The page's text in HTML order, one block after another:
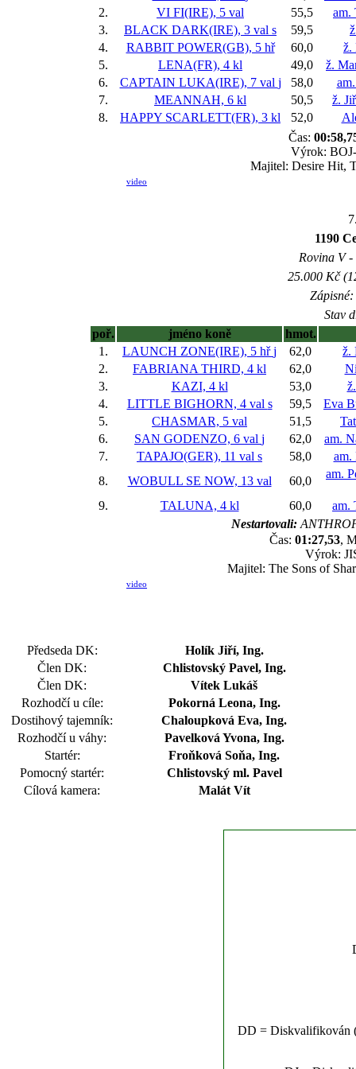
2.
VI FI(IRE), 5 val 55,5
am.
3.
BLACK DARK(IRE), 3 val s 59,5
4.
RABBIT POWER(GB), 5 hř 60,0
ž.
5.
LENA(FR), 4 kl 49,0
ž.
6.
CAPTAIN LUKA(IRE), 7 val j 58,0
7.
MEANNAH, 6 kl 50,5
ž.
8.
HAPPY SCARLETT(FR), 3 kl 52,0
Čas:
Výrok:
Majitel: Desire Hit,
video
1190
Rovina V
25.000 Kč
Stav
poř.
jméno koně
hmot.
1.
LAUNCH ZONE(IRE), 5 hřj 62,0
ž.
2.
FABRIANA THIRD, 4 kl 62,0
3.
KAZI, 4 kl 53,0
4.
LITTLE BIGHORN, 4 val s 59,5
Eva
5.
CHASMAR, 5 val 51,5
6.
SAN GODENZO, 6 val j 62,0
am.
7.
TAPAJO(GER), 11 val s 58,0
am.
8.
WOBULL SE NOW, 13 val 60,0
am.
9. TALUNA, 4 kl 60,0
am.
Nestartovali:
Čas: 01:27,53,
Výrok:
Majitel: The Sons of
video
Předseda DK:
Holík Jiří, Ing.
Člen DK:
Chlistovský Pavel, Ing.
Člen DK:
Vítek Lukáš
Rozhodčí u cíle:
Pokorná Leona, Ing.
Dostihový tajemník:
Chaloupková Eva, Ing.
Rozhodčí u váhy:
Pavelková Yvona, Ing.
Startér:
Froňková Soňa, Ing.
Pomocný startér:
Chlistovský ml. Pavel
Cílová kamera:
Malát Vít
DD = Diskvalifikován